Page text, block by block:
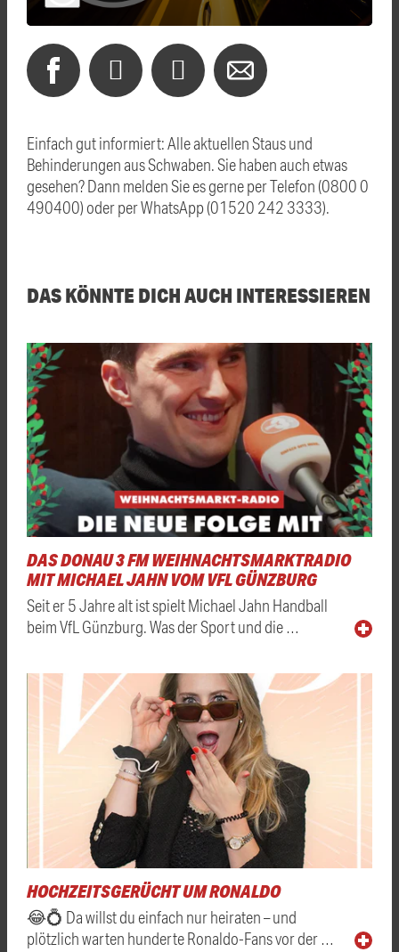
Einfach gut informiert: Alle aktuellen Staus und
Behinderungen aus Schwaben. Sie haben auch etwas
gesehen? Dann melden Sie es gerne per Telefon (0800 0
490400) oder per WhatsApp (01520 242 3333).
DAS KÖNNTE DICH AUCH INTERESSIEREN
DAS DONAU 3 FM WEIHNACHTSMARKTRADIO
MIT MICHAEL JAHN VOM VFL GÜNZBURG
Seit er 5 Jahre alt ist spielt Michael Jahn Handball
beim VfL Günzburg. Was der Sport und die …
HOCHZEITSGERÜCHT UM RONALDO
😂💍 Da willst du einfach nur heiraten – und
plötzlich warten hunderte Ronaldo-Fans vor der …